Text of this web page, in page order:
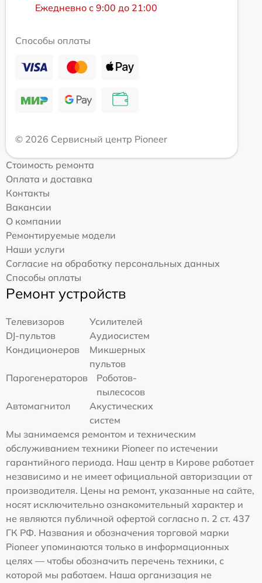
Ежедневно с 9:00 до 21:00
Способы оплаты
© 2026 Сервисный центр Pioneer
Стоимость ремонта
Оплата и доставка
Контакты
Вакансии
О компании
Ремонтируемые модели
Наши услуги
Согласие на обработку персональных данных
Способы оплаты
Ремонт устройств
Телевизоров
Усилителей
DJ-пультов
Аудиосистем
Кондиционеров
Микшерных
пультов
Парогенераторов
Роботов-
пылесосов
Автомагнитол
Акустических
систем
Мы занимаемся ремонтом и техническим
обслуживанием техники Pioneer по истечении
гарантийного периода. Наш центр в Кирове работает
независимо и не имеет официальной авторизации от
производителя. Цены на ремонт, указанные на сайте,
носят исключительно ознакомительный характер и
не являются публичной офертой согласно п. 2 ст. 437
ГК РФ. Названия и обозначения торговой марки
Pioneer упоминаются только в информационных
целях — чтобы обозначить перечень техники, с
которой мы работаем. Наша организация не